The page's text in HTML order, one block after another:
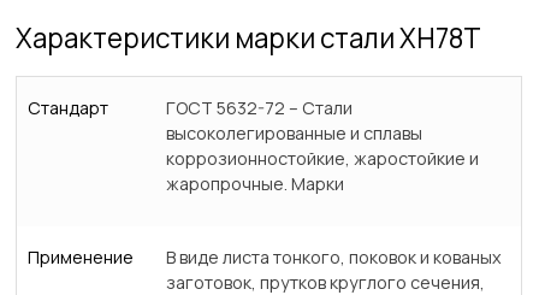
Характеристики марки стали ХН78Т
Стандарт
ГОСТ 5632-72 – Стали
высоколегированные и сплавы
коррозионностойкие, жаростойкие и
жаропрочные. Марки
Применение
В виде листа тонкого, поковок и кованых
заготовок, прутков круглого сечения,